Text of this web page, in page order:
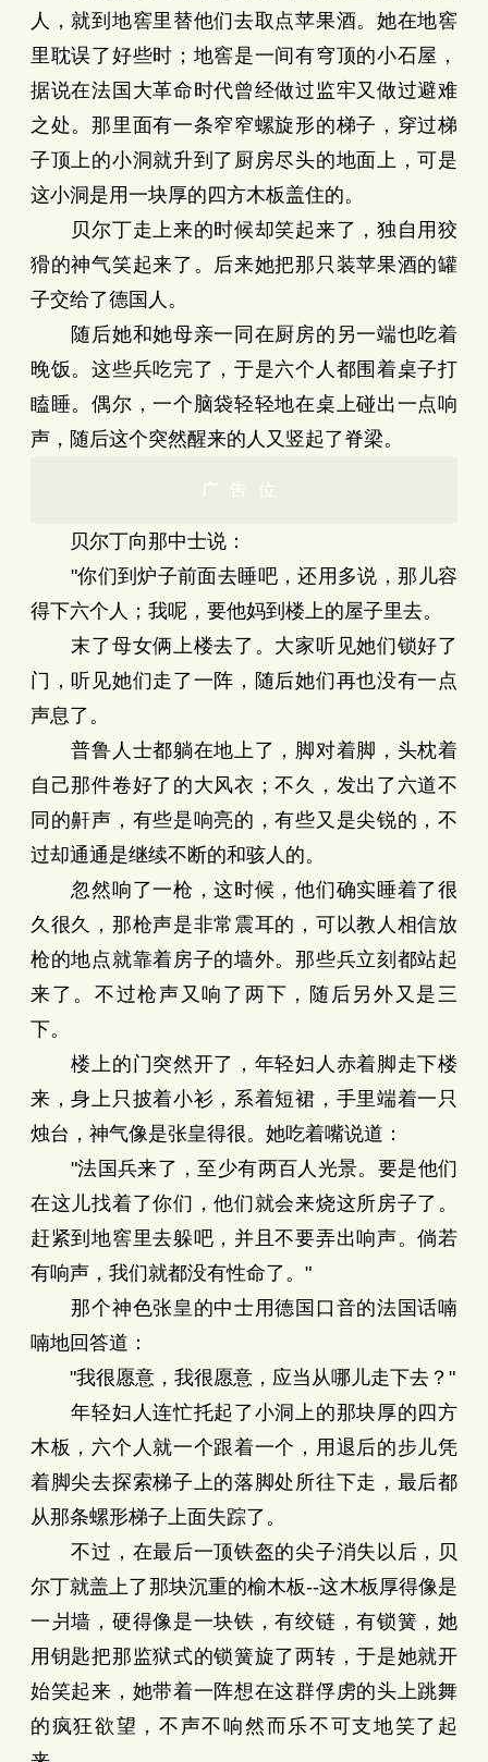
人，就到地窖里替他们去取点苹果酒。她在地窖
里耽误了好些时；地窖是一间有穹顶的小石屋，
据说在法国大革命时代曾经做过监牢又做过避难
之处。那里面有一条窄窄螺旋形的梯子，穿过梯
子顶上的小洞就升到了厨房尽头的地面上，可是
这小洞是用一块厚的四方木板盖住的。
贝尔丁走上来的时候却笑起来了，独自用狡
猾的神气笑起来了。后来她把那只装苹果酒的罐
子交给了德国人。
随后她和她母亲一同在厨房的另一端也吃着
晚饭。这些兵吃完了，于是六个人都围着桌子打
瞌睡。偶尔，一个脑袋轻轻地在桌上碰出一点响
声，随后这个突然醒来的人又竖起了脊梁。
广告位
贝尔丁向那中士说：
"你们到炉子前面去睡吧，还用多说，那儿容
得下六个人；我呢，要他妈到楼上的屋子里去。
末了母女俩上楼去了。大家听见她们锁好了
门，听见她们走了一阵，随后她们再也没有一点
声息了。
普鲁人士都躺在地上了，脚对着脚，头枕着
自己那件卷好了的大风衣；不久，发出了六道不
同的鼾声，有些是响亮的，有些又是尖锐的，不
过却通通是继续不断的和骇人的。
忽然响了一枪，这时候，他们确实睡着了很
久很久，那枪声是非常震耳的，可以教人相信放
枪的地点就靠着房子的墙外。那些兵立刻都站起
来了。不过枪声又响了两下，随后另外又是三
下。
楼上的门突然开了，年轻妇人赤着脚走下楼
来，身上只披着小衫，系着短裙，手里端着一只
烛台，神气像是张皇得很。她吃着嘴说道：
"法国兵来了，至少有两百人光景。要是他们
在这儿找着了你们，他们就会来烧这所房子了。
赶紧到地窖里去躲吧，并且不要弄出响声。倘若
有响声，我们就都没有性命了。"
那个神色张皇的中士用德国口音的法国话喃
喃地回答道：
"我很愿意，我很愿意，应当从哪儿走下去？"
年轻妇人连忙托起了小洞上的那块厚的四方
木板，六个人就一个跟着一个，用退后的步儿凭
着脚尖去探索梯子上的落脚处所往下走，最后都
从那条螺形梯子上面失踪了。
不过，在最后一顶铁盔的尖子消失以后，贝
尔丁就盖上了那块沉重的榆木板--这木板厚得像是
一爿墙，硬得像是一块铁，有绞链，有锁簧，她
用钥匙把那监狱式的锁簧旋了两转，于是她就开
始笑起来，她带着一阵想在这群俘虏的头上跳舞
的疯狂欲望，不声不响然而乐不可支地笑了起